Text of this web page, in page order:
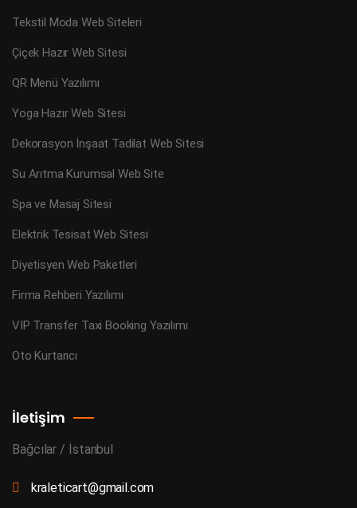
Tekstil Moda Web Siteleri
Çiçek Hazır Web Sitesi
QR Menü Yazılımı
Yoga Hazır Web Sitesi
Dekorasyon İnşaat Tadilat Web Sitesi
Su Arıtma Kurumsal Web Site
Spa ve Masaj Sitesi
Elektrik Tesisat Web Sitesi
Diyetisyen Web Paketleri
Firma Rehberi Yazılımı
VIP Transfer Taxi Booking Yazılımı
Oto Kurtarıcı
İletişim
Bağcılar / İstanbul
kraleticart@gmail.com